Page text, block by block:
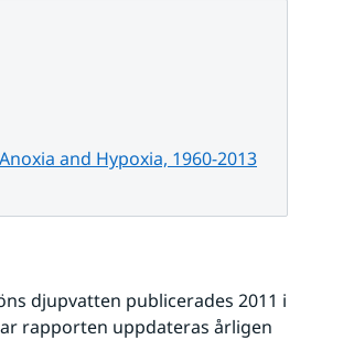
and Hypoxia, 1960-2013Pdf, 1.3 MB.
djupvatten publicerades 2011 i
rapporten uppdateras årligen